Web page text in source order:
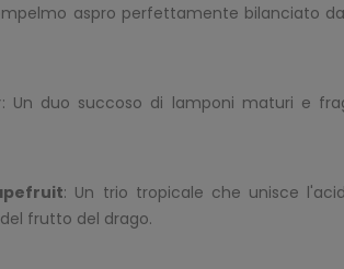
aspro perfettamente bilanciato
: Un duo succoso di lamponi maturi e
: Un trio tropicale che unisce
frutto del drago.